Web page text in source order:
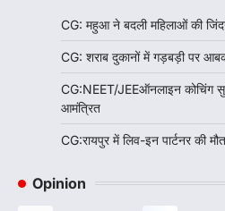
CG: महुआ ने बदली महिलाओं की
CG: शराब दुकानों में गड़बड़ी पर
CG:NEET/JEEऑनलाइन कोचिंग
आमंत्रित
CG:रायपुर में लिव-इन पार्टनर की
Opinion